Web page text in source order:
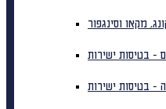
מקאו וסינגפור